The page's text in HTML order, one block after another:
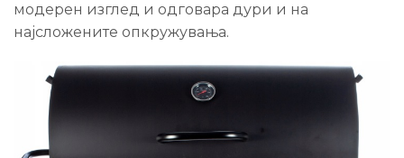
модерен изглед и одговара дури и на
најсложените опкружувања.